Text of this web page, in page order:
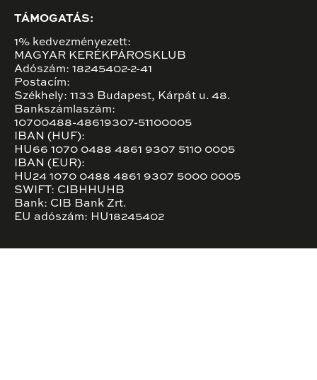
TÁMOGATÁS:
1% kedvezményezett:
MAGYAR KERÉKPÁROSKLUB
Adószám: 18245402-2-41
Postacím:
Székhely: 1133 Budapest, Kárpát u. 48.
Bankszámlaszám:
10700488-48619307-51100005
IBAN (HUF):
HU66 1070 0488 4861 9307 5110 0005
IBAN (EUR):
HU24 1070 0488 4861 9307 5000 0005
SWIFT: CIBHHUHB
Bank: CIB Bank Zrt.
EU adószám: HU18245402